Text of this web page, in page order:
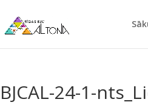
BJCAL-24-1-